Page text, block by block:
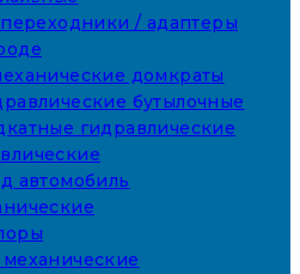
/ адаптеры
домкраты
бутылочные
гидравлические
автомобиль